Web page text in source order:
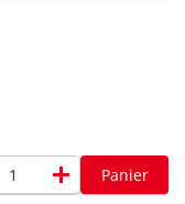
add Panier